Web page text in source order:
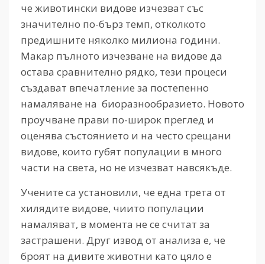
че животински видове изчезват със
значително по-бърз темп, отколкото
предишните няколко милиона години.
Макар пълното изчезване на видове да
остава сравнително рядко, тези процеси
създават впечатление за постепенно
намаляване на биоразнообразието. Новото
проучване прави по-широк преглед и
оценява състоянието и на често срещани
видове, които губят популации в много
части на света, но не изчезват навсякъде.
Учените са установили, че една трета от
хилядите видове, чиито популации
намаляват, в момента не се считат за
застрашени. Друг извод от анализа е, че
броят на дивите животни като цяло е